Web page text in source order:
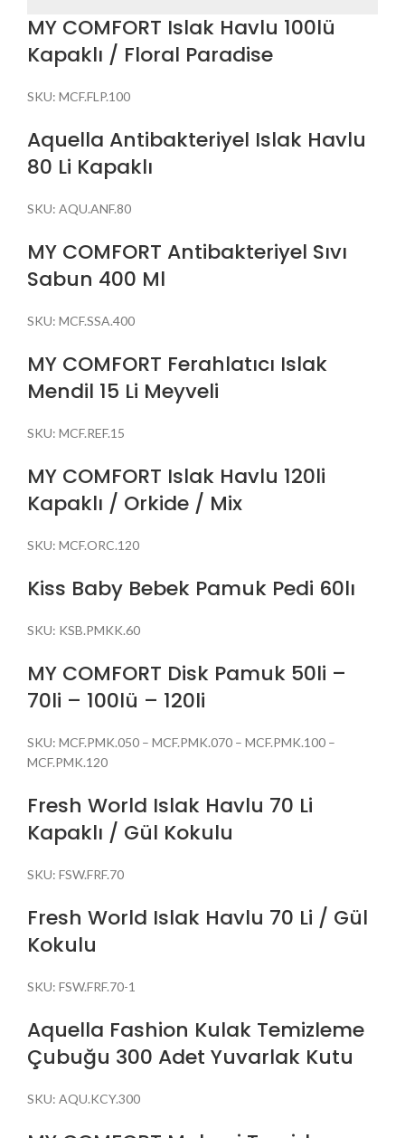
MY COMFORT Islak Havlu 100lü
Kapaklı / Floral Paradise
SKU: MCF.FLP.100
Aquella Antibakteriyel Islak Havlu
80 Li Kapaklı
SKU: AQU.ANF.80
MY COMFORT Antibakteriyel Sıvı
Sabun 400 Ml
SKU: MCF.SSA.400
MY COMFORT Ferahlatıcı Islak
Mendil 15 Li Meyveli
SKU: MCF.REF.15
MY COMFORT Islak Havlu 120li
Kapaklı / Orkide / Mix
SKU: MCF.ORC.120
Kiss Baby Bebek Pamuk Pedi 60lı
SKU: KSB.PMKK.60
MY COMFORT Disk Pamuk 50li –
70li – 100lü – 120li
SKU: MCF.PMK.050 – MCF.PMK.070 – MCF.PMK.100 –
MCF.PMK.120
Fresh World Islak Havlu 70 Li
Kapaklı / Gül Kokulu
SKU: FSW.FRF.70
Fresh World Islak Havlu 70 Li / Gül
Kokulu
SKU: FSW.FRF.70-1
Aquella Fashion Kulak Temizleme
Çubuğu 300 Adet Yuvarlak Kutu
SKU: AQU.KCY.300